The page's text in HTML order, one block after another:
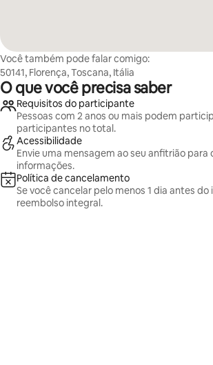
Você também pode falar comigo:
50141, Florença, Toscana, Itália
O que você precisa saber
Requisitos do participante
Pessoas com 2 anos ou mais podem
participantes no total.
Acessibilidade
Envie uma mensagem ao seu anfitrião para
informações.
Política de cancelamento
Se você cancelar pelo menos 1 dia antes do
reembolso integral.